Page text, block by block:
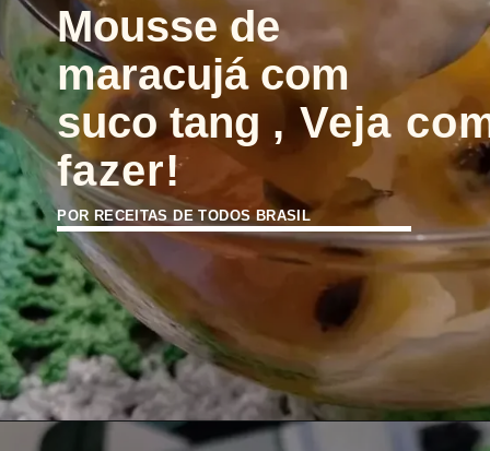
POR RECEITAS DE TODOS BRASIL
Mousse de
maracujá com
suco tang , Veja
fazer!